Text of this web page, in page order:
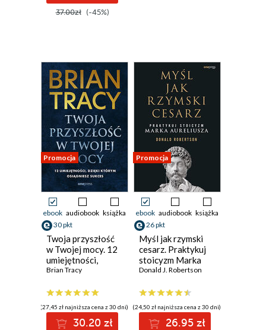
37.00zł (-45%)
Promocja
ebook audiobook książka
30 pkt
Twoja przyszłość
w Twojej mocy. 12
umiejętności,
dzięki którym
Brian Tracy
(27,45 zł najniższa cena z 30 dni)
30.20 zł
Promocja
ebook audiobook książka
26 pkt
Myśl jak rzymski
cesarz. Praktykuj
stoicyzm Marka
Aureliusza
Donald J. Robertson
(24,50 zł najniższa cena z 30 dni)
26.95 zł